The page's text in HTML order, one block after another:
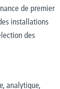
de premier
installations
des
analytique,